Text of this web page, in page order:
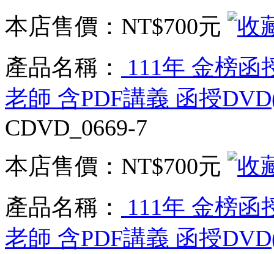
本店售價： NT$700元
產品名稱：
111年 金榜函
老師 含PDF講義 函授
CDVD_0669-7
本店售價： NT$700元
產品名稱：
111年 金榜函
老師 含PDF講義 函授